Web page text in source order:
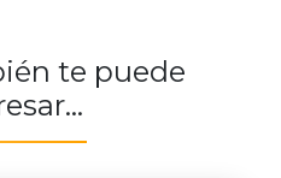
te puede